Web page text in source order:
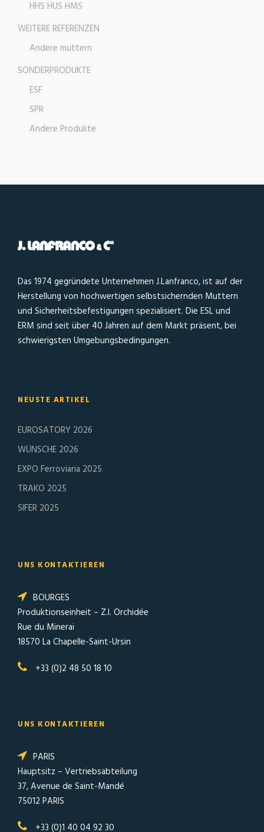
HHS HUS HMS
WEITERE REFERENZEN
Andere muttern
SONDERPRODUKTE
ESF
SPR
Andere Produkte
Das 1974 gegründete Unternehmen J.Lanfranco, ist auf der
Herstellung von hochwertigen selbstsichernden Muttern
und Sicherheitsbefestigungen spezialisiert. Die ESL und
ERM sind seit über 40 Jahren auf dem Markt präsent, bei
schwierigsten Umgebungsbedingungen.
NEUSTE ARTIKEL
EUROSATORY 2026
WÜNSCHE 2026
EXPO Ferroviaria 2025
TRAKO 2025
SIFER 2025
UNS KONTAKTIEREN
BOURGES
Produktionseinheit – Z.I. Orchidée
Rue du Minerai
18570 La Chapelle-Saint-Ursin
+33 (0)2 48 50 18 10
UNS KONTAKTIEREN
PARIS
Hauptsitz – Vertriebsabteilung
37, Avenue de Saint-Mandé
75012 PARIS
+33 (0)1 40 04 92 30